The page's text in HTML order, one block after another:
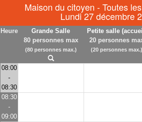
Maison du citoyen - Toutes
Lundi 27 décembre
Heure
Grande Salle
80 personnes max
(80 personnes max.)
Petite salle
20 personnes
(20 personnes max.)
08:00
-
08:30
08:30
-
09:00